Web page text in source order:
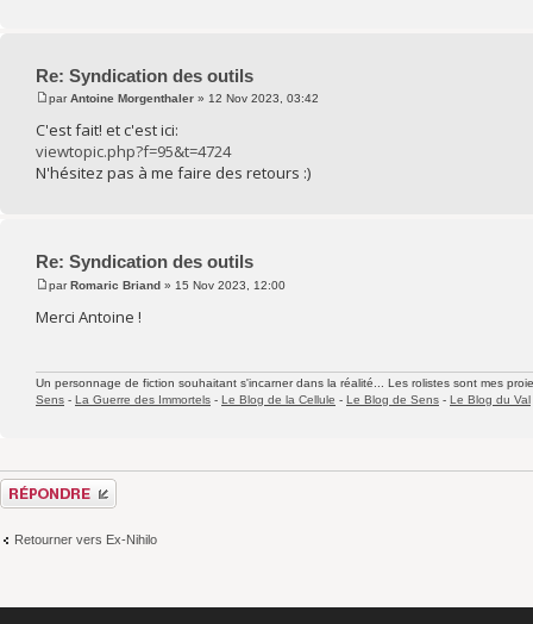
Re: Syndication des outils
parAntoine Morgenthaler » 12 Nov 2023, 03:42
C'est fait! et c'est ici:
viewtopic.php?f=95&t=4724
N'hésitez pas à me faire des retours :)
Re: Syndication des outils
parRomaric Briand » 15 Nov 2023, 12:00
Merci Antoine !
Un personnage de fiction souhaitant s'incarner dans la réalité... Les rolistes sont mes
Sens - La Guerre des Immortels - Le Blog de la Cellule - Le Blog de Sens - Le Blog du Val
Répondre
Retourner vers Ex-Nihilo